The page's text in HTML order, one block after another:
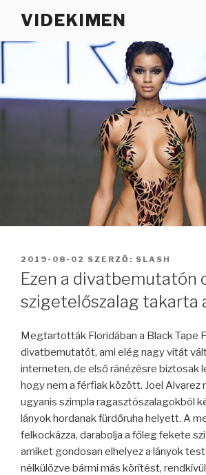
VIDEKIMEN
BEKÜLDVE:
2019-08-02 SZERZŐ: SLASH
Ezen a divatbemutatón
szigetelőszalag takarta
Megtartották Floridában a Black Tape
divatbemutatót, ami elég nagy vitát
interneten, de első ránézésre biztosak
hogy nem a férfiak között. Joel Alvarez
ugyanis szimpla ragasztószalagokból
lányok hordanak fürdőruha helyett. A
felkockázza, darabolja a főleg fekete
amiket gondosan elhelyez a lányok
nélkülözve bármi más körítést,